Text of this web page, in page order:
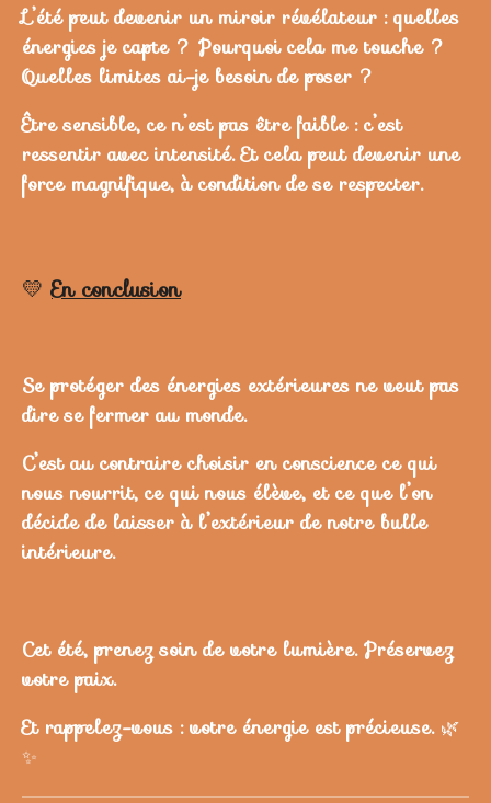
L’été peut devenir un miroir révélateur : quelles
énergies je capte ? Pourquoi cela me touche ?
Quelles limites ai-je besoin de poser ?
Être sensible, ce n’est pas être faible : c’est
ressentir avec intensité. Et cela peut devenir une
force magnifique, à condition de se respecter.
💛En conclusion
Se protéger des énergies extérieures ne veut pas
dire se fermer au monde.
C’est au contraire choisir en conscience ce qui
nous nourrit, ce qui nous élève, et ce que l’on
décide de laisser à l’extérieur de notre bulle
intérieure.
Cet été, prenez soin de votre lumière. Préservez
votre paix.
Et rappelez-vous : votre énergie est précieuse.🌿
✨